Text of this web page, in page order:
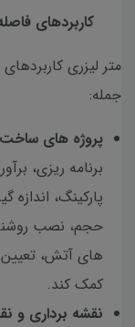
کاربردهای
متر لیزری
جمله:
پروژه های ساخت
برنامه ریزی،
پارکینگ،
حجم، نصب
های آتش، تعیین
کمک کند.
نقشه برداری و